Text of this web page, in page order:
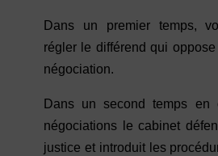
Dans un premier temps,
régler le différend qui
négociation.
Dans un second temps en
négociations le cabinet
justice et introduit les